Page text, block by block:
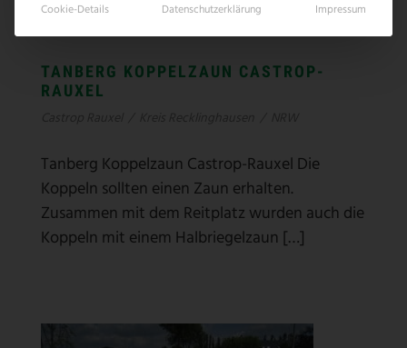
TANBERG KOPPELZAUN CASTROP-
RAUXEL
Tanberg Koppelzaun Castrop-Rauxel Die
Koppeln sollten einen Zaun erhalten.
Zusammen mit dem Reitplatz wurden auch die
Koppeln mit einem Halbriegelzaun […]
Cookie-Details Datenschutzerklärung Impressum